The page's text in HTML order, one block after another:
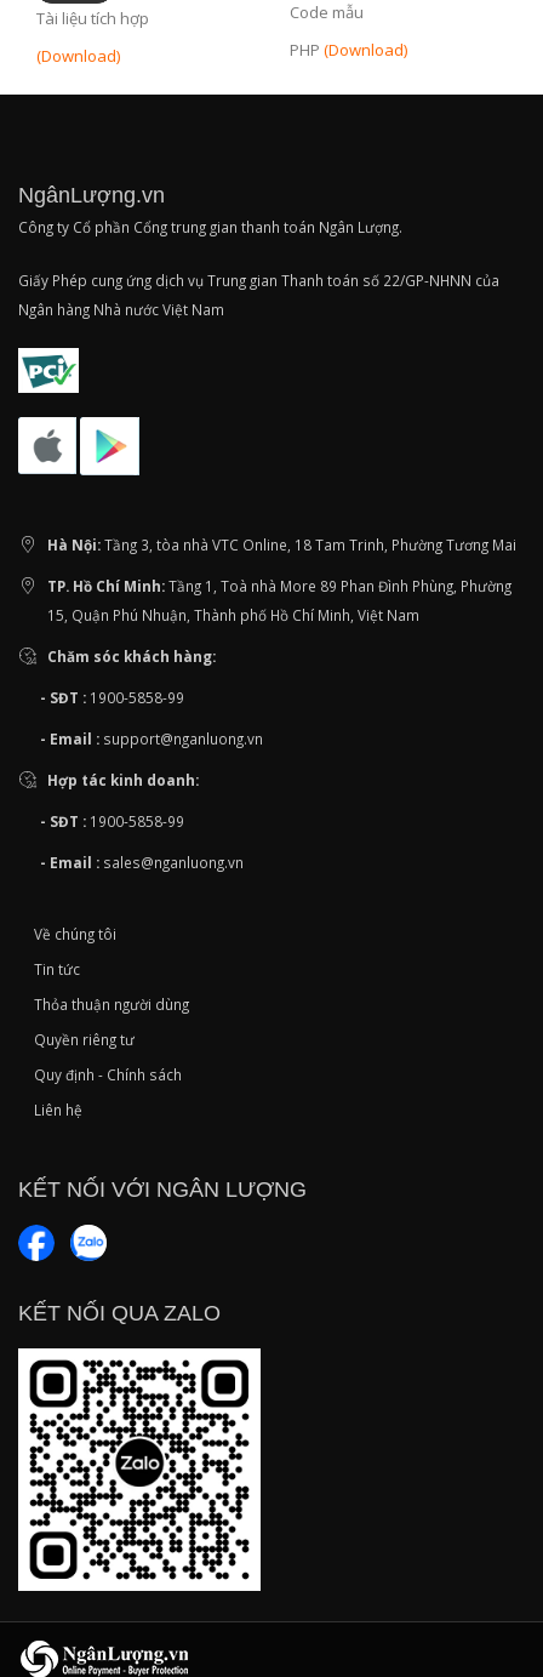
Tài liệu tích hợp
(Download)
Code mẫu
PHP (Download)
NgânLượng.vn
Công ty Cổ phần Cổng trung gian thanh toán Ngân Lượng.
Giấy Phép cung ứng dịch vụ Trung gian Thanh toán số 22/GP-NHNN của
Ngân hàng Nhà nước Việt Nam
Hà Nội:Tầng 3, tòa nhà VTC Online, 18 Tam Trinh, Phường Tương Mai
TP. Hồ Chí Minh:Tầng 1, Toà nhà More 89 Phan Đình Phùng, Phường
15, Quận Phú Nhuận, Thành phố Hồ Chí Minh, Việt Nam
Chăm sóc khách hàng:
- SĐT : 1900-5858-99
- Email : support@nganluong.vn
Hợp tác kinh doanh:
- SĐT : 1900-5858-99
- Email : sales@nganluong.vn
Về chúng tôi
Tin tức
Thỏa thuận người dùng
Quyền riêng tư
Quy định - Chính sách
Liên hệ
KẾT NỐI VỚI NGÂN LƯỢNG
KẾT NỐI QUA ZALO